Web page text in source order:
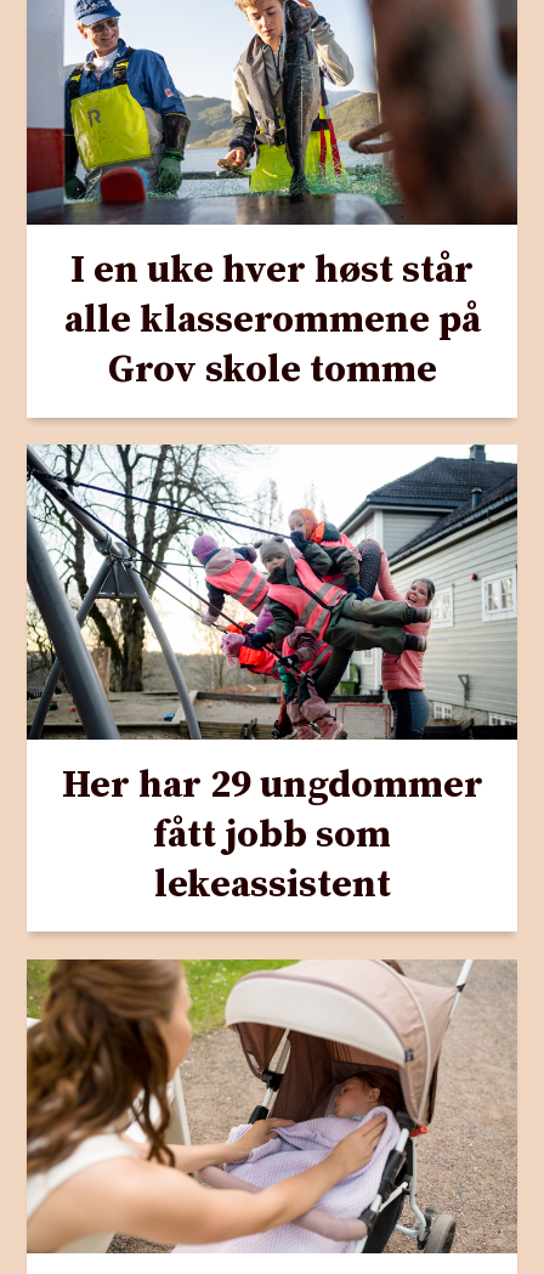
I en uke hver høst står
alle klasserommene på
Grov skole tomme
Her har 29 ungdommer
fått jobb som
lekeassistent